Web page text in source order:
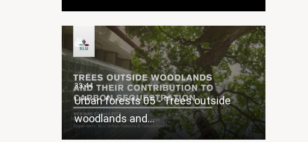
Urban forests 05 - Trees outside
woodlands and…